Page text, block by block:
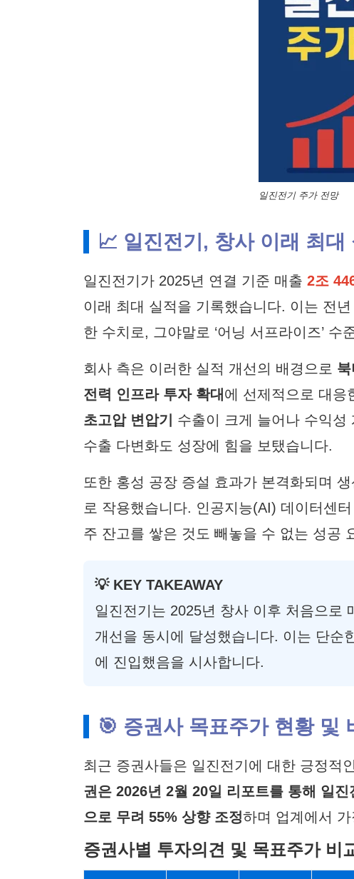
일진전기 주가 전망
📈 일진전기, 창사 이래 최대
일진전기가 2025년 연결 기준 매출 2조
이래 최대 실적을 기록했습니다. 이는 전
한 수치로, 그야말로 ‘어닝 서프라이즈’
회사 측은 이러한 실적 개선의 배경으로
전력 인프라 투자 확대 에 선제적으로 대응
초고압 변압기
수출이 크게 늘어나 수익성
수출 다변화도 성장에 힘을 보탰습니다.
또한 홍성 공장 증설 효과가 본격화되며
로 작용했습니다. 인공지능(AI) 데이터센
주 잔고를 쌓은 것도 빼놓을 수 없는 성공
💡 KEY TAKEAWAY
일진전기는 2025년 창사 이후 처음으로
개선을 동시에 달성했습니다. 이는 단순
에 진입했음을 시사합니다.
🎯 증권사 목표주가 현황 및
최근 증권사들은 일진전기에 대한 긍정적
권은 2026년 2월 20일 리포트를 통해 일
으로 무려 55% 상향 조정하며 업계에서
증권사별 투자의견 및 목표주가 비